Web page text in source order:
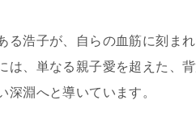
る浩子が、自らの血筋に刻ま
は、単なる親子愛を超えた、
深淵へと導いています。